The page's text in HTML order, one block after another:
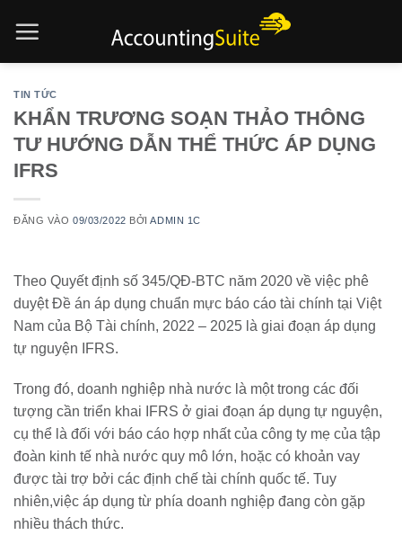
qua
TIN TỨC
KHẨN TRƯƠNG SOẠN THẢO THÔNG
TƯ HƯỚNG DẪN THỂ THỨC ÁP DỤNG
IFRS
ĐĂNG VÀO09/03/2022 BỞIADMIN 1C
Theo Quyết định số 345/QĐ-BTC năm 2020 về việc phê
duyệt Đề án áp dụng chuẩn mực báo cáo tài chính tại Việt
Nam của Bộ Tài chính, 2022 – 2025 là giai đoạn áp dụng
tự nguyện IFRS.
Trong đó, doanh nghiệp nhà nước là một trong các đối
tượng cần triển khai IFRS ở giai đoạn áp dụng tự nguyện,
cụ thể là đối với báo cáo hợp nhất của công ty mẹ của tập
đoàn kinh tế nhà nước quy mô lớn, hoặc có khoản vay
được tài trợ bởi các định chế tài chính quốc tế. Tuy
nhiên,việc áp dụng từ phía doanh nghiệp đang còn gặp
nhiều thách thức.